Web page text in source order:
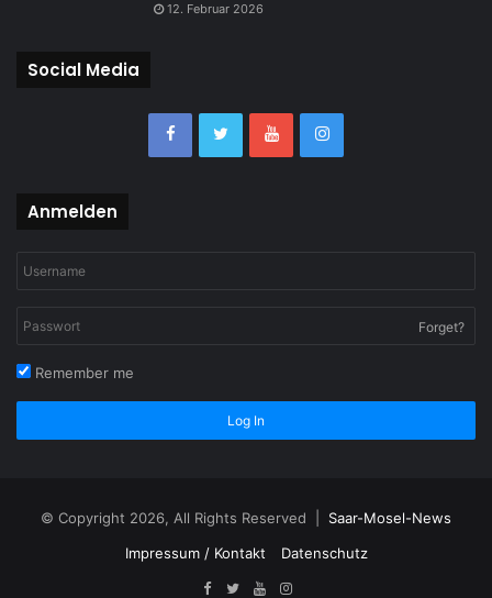
12. Februar 2026
Social Media
Anmelden
Forget?
Remember me
Log In
© Copyright 2026, All Rights Reserved | Saar-Mosel-News
Impressum / Kontakt
Datenschutz